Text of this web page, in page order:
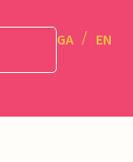
GA EN